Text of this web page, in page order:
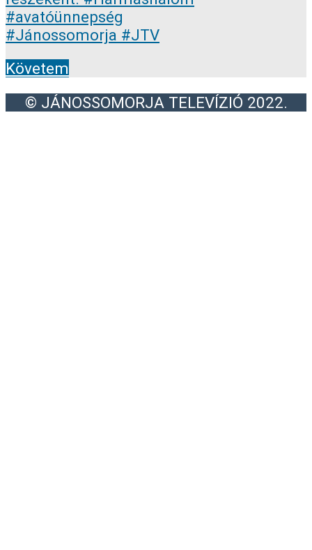
Követem
© JÁNOSSOMORJA TELEVÍZIÓ 2022.